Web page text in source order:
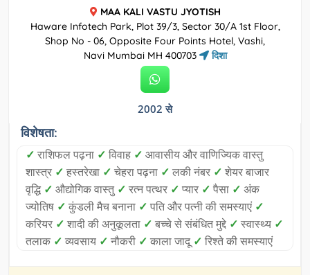
MAA KALI VASTU JYOTISH
Haware Infotech Park, Plot 39/3, Sector 30/A 1st Floor,
Shop No - 06, Opposite Four Points Hotel, Vashi,
Navi Mumbai MH 400703
दिशा
2002 से
विशेषता:
✓ राशिफल पढ़ना ✓ विवाह ✓ आवासीय और वाणिज्यिक वास्तु
शास्त्र ✓ हस्तरेखा ✓ चेहरा पढ़ना ✓ लकी नंबर ✓ शेयर बाजार
वृद्धि ✓ औद्योगिक वास्तु ✓ रत्न पत्थर ✓ प्यार ✓ पैसा ✓ अंक
ज्योतिष ✓ कुंडली मैच बनाना ✓ पति और पत्नी की समस्याएं ✓
करियर ✓ शादी की अनुकूलता ✓ बच्चे से संबंधित मुद्दे ✓ स्वास्थ्य ✓
तलाक ✓ व्यवसाय ✓ नौकरी ✓ काला जादू✓ रिश्ते की समस्याएं